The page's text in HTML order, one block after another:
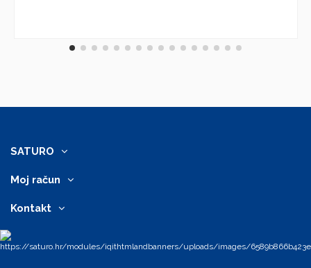
SATURO
Moj račun
Kontakt